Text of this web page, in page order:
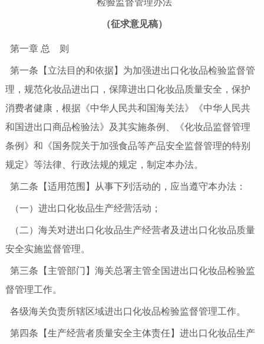
检验监督管理办法
（征求意见稿）
第一章 总 则
第一条【立法目的和依据】为加强进出口化妆品检验监督管
理，规范化妆品进出口，保障进出口化妆品质量安全，保护
消费者健康，根据《中华人民共和国海关法》《中华人民共
和国进出口商品检验法》及其实施条例、《化妆品监督管理
条例》和《国务院关于加强食品等产品安全监督管理的特别
规定》等法律、行政法规的规定，制定本办法。
第二条【适用范围】从事下列活动的，应当遵守本办法：
（一）进出口化妆品生产经营活动；
（二）海关对进出口化妆品生产经营者及进出口化妆品质量
安全实施监督管理。
第三条【主管部门】海关总署主管全国进出口化妆品检验监
督管理工作。
各级海关负责所辖区域进出口化妆品检验监督管理工作。
第四条【生产经营者质量安全主体责任】进出口化妆品生产